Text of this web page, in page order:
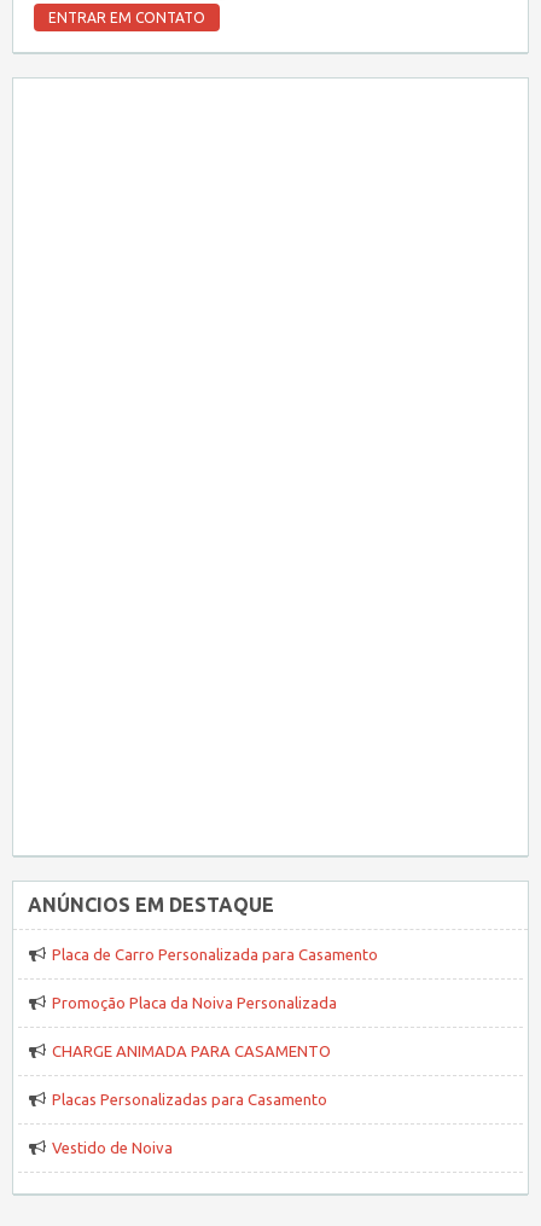
ANÚNCIOS EM DESTAQUE
Placa de Carro Personalizada para Casamento
Promoção Placa da Noiva Personalizada
CHARGE ANIMADA PARA CASAMENTO
Placas Personalizadas para Casamento
Vestido de Noiva